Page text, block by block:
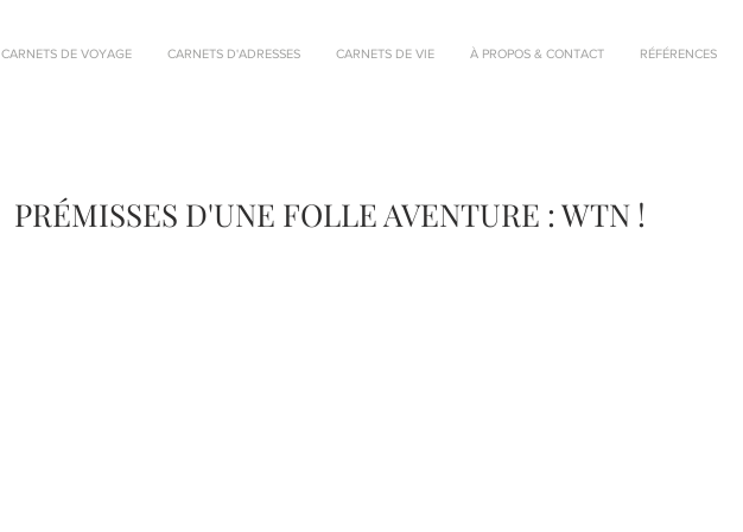
CARNETS DE VOYAGE CARNETS D'ADRESSES CARNETS DE VIE À PROPOS & CONTACT RÉFÉRENCES
PRÉMISSES D'UNE FOLLE AVENTURE : WTN !